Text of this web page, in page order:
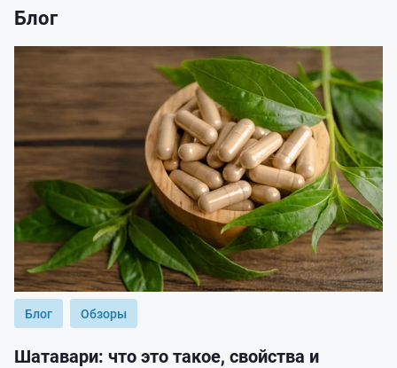
Блог
Блог Обзоры
Шатавари: что это такое, свойства и